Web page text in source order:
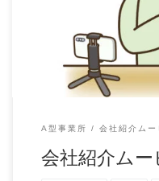
A型事業所 会社紹介ムー
会社紹介ムー